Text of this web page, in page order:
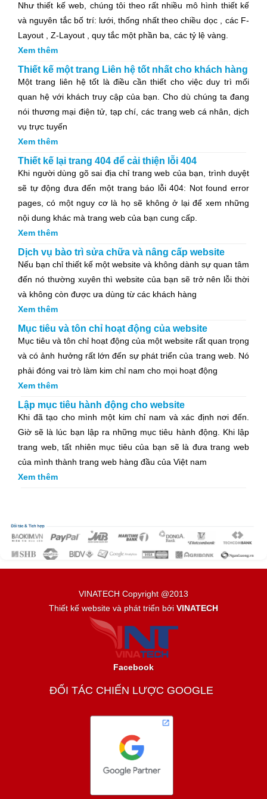
Như thiết kế web, chúng tôi theo rất nhiều mô hình thiết kế
và nguyên tắc bố trí: lưới, thống nhất theo chiều dọc , các F-
Layout , Z-Layout , quy tắc một phần ba, các tỷ lệ vàng.
Xem thêm
Thiết kế một trang Liên hệ tốt nhất cho khách hàng
Một trang liên hệ tốt là điều cần thiết cho việc duy trì mối
quan hệ với khách truy cập của bạn. Cho dù chúng ta đang
nói thương mại điện tử, tạp chí, các trang web cá nhân, dịch
vụ trực tuyến
Xem thêm
Thiết kế lại trang 404 để cải thiện lỗi 404
Khi người dùng gõ sai địa chỉ trang web của bạn, trình duyệt
sẽ tự động đưa đến một trang báo lỗi 404: Not found error
pages, có một nguy cơ là họ sẽ không ở lại để xem những
nội dung khác mà trang web của bạn cung cấp.
Xem thêm
Dịch vụ bào trì sửa chữa và nâng cấp website
Nếu bạn chỉ thiết kế một website và không dành sự quan tâm
đến nó thường xuyên thì website của bạn sẽ trở nên lỗi thời
và không còn được ưa dùng từ các khách hàng
Xem thêm
Mục tiêu và tôn chỉ hoạt động của website
Mục tiêu và tôn chỉ hoạt động của một website rất quan trọng
và có ảnh hưởng rất lớn đến sự phát triển của trang web. Nó
phải đóng vai trò làm kim chỉ nam cho mọi hoạt động
Xem thêm
Lập mục tiêu hành động cho website
Khi đã tạo cho mình một kim chỉ nam và xác định nơi đến.
Giờ sẽ là lúc bạn lập ra những mục tiêu hành động. Khi lập
trang web, tất nhiên mục tiêu của bạn sẽ là đưa trang web
của mình thành trang web hàng đầu của Việt nam
Xem thêm
VINATECH Copyright @2013
Thiết kế website và phát triển bởi VINATECH
Facebook
ĐỐI TÁC CHIẾN LƯỢC GOOGLE